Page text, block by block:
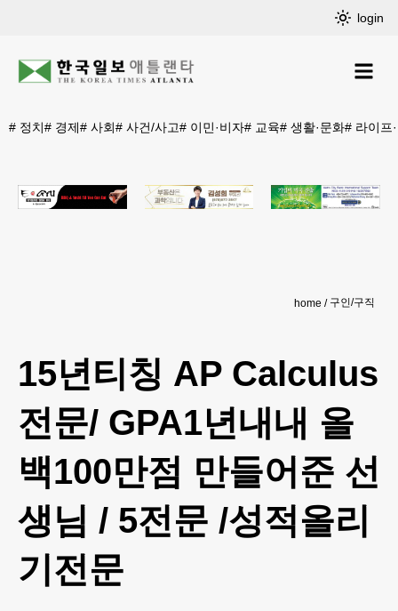
login
# 정치# 경제# 사회# 사건/사고# 이민·비자# 교육# 생활·문화# 라이프
home 구인/구직
15년티칭 AP Calculus
전문/ GPA1년내내 올
백100만점 만들어준 선
생님 / 5전문 /성적올리
기전문